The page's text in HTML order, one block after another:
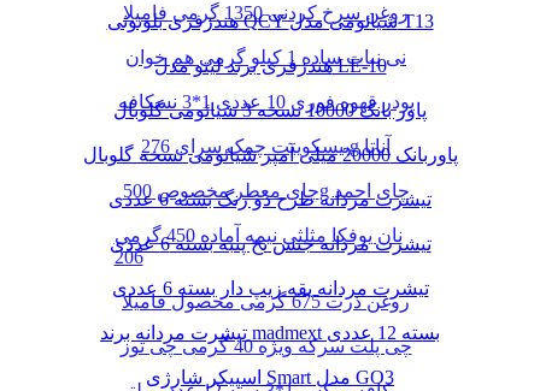
روغن سرخ کردنی 1350 گرمی فامیلا
نی نبات ساده 1 کیلو گرمی هم خوان
پودر قهوه فوری 10 عددی 1*3 نسکافه
بیسکوییت چمک سرای 276g آناتا
چای معطر مخصوص 500g چای احمد
نان یوفکا مثلثی نیمه آماده 450 گرمی
206
روغن ذرت 675 گرمی محصول فامیلا
چی پلت سرکه ویژه 40 گرمی چی توز
هندزفری بلوتوثی QCY شیائومی مدل T13
هندزفری برند لیتو مدل LE-10
پاور بانک 10000 نسخه 3 شیائومی گلوبال
پاوربانک 20000 میلی آمپر شیائومی نسخه گلوبال
تیشرت مردانه طرح دو رنگ بسته 6 عددی
تیشرت مردانه جنس نخ پنبه بسته 6 عددی
تیشرت مردانه یقه زیپ دار بسته 6 عددی
تیشرت مردانه برند madmext بسته 12 عددی
اسپیکر شارژی Smart مدل GO3